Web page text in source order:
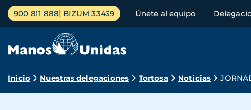
Pasar
contenido
Menú
principal
900 811 888 BIZUM 33439 Únete al equipo
Ruta
Inicio Nuestras delegaciones Tortosa Noticias